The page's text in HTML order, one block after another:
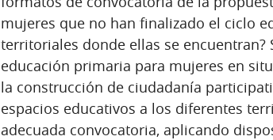
mujeres que no han finalizado el ciclo
territoriales donde ellas se encuentran?
educación primaria para mujeres en
la construcción de ciudadanía
espacios educativos a los diferentes
adecuada convocatoria, aplicando